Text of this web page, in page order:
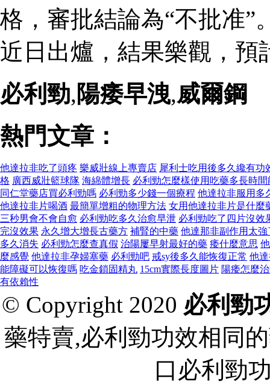
格，審批結論為“不批准”
近日出爐，結果樂觀，預
必利勁, 陽痿早洩,威爾鋼
熱門文章：
他達拉非吃了頭疼 樂威壯線上專賣店 犀利士吃用後多久纔有功
格 廣西威壯籃球隊 海綿體增長 必利勁怎麼樣使用吃藥多長時
同仁堂藥店買必利勁嗎 必利勁多少錢一個療程 他達拉非服用多
他達拉非片喝酒 最簡單增粗的物理方法 女用他達拉非片是什麼
三秒男會不會自愈 必利勁吃多久治愈早泄 必利勁吃了四片沒效
完沒效果 永久增大增長古藥方 補腎的中藥 他達那非副作用太
多久消失 必利勁怎麼查真假 治陽屢早射最好的藥 痿什麼意思
麼感覺 他達拉非孕婦塞藥 必利勁吧 戒sy後多久能恢復正常 他
能障礙可以恢復嗎 吃金鎖固精丸 15cm實際長度圖片 陽痿怎麼
有依賴性
© Copyright 2020 必利勁
藥特賣,必利勁功效相同
口必利勁